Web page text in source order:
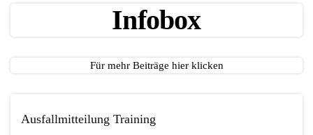
Infobox
Für mehr Beiträge hier klicken
Ausfallmitteilung Training